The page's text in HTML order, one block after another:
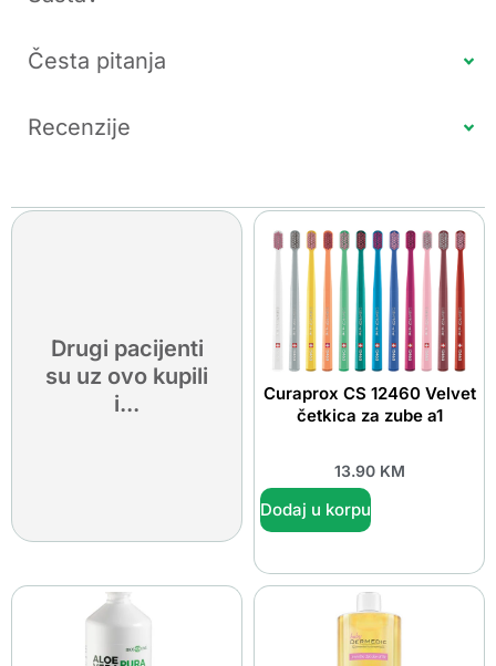
Česta pitanja
Recenzije
Drugi pacijenti
su uz ovo kupili
i...
Curaprox CS 12460 Velvet
četkica za zube a1
13.90 KM
Dodaj u korpu